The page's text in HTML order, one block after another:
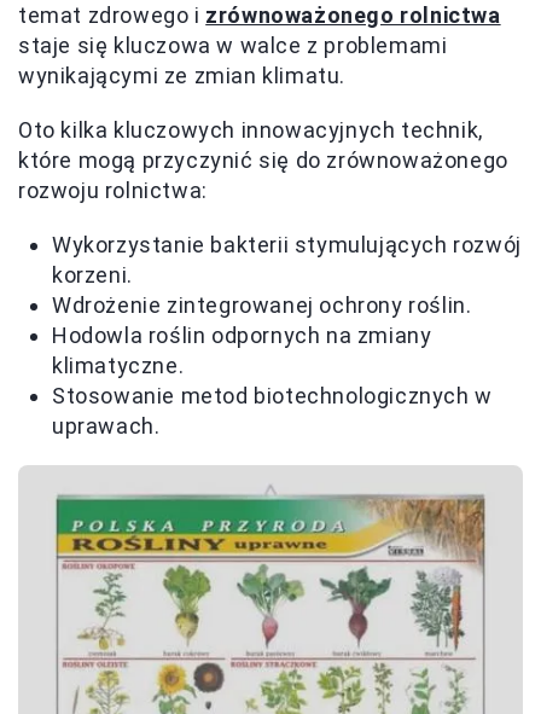
temat zdrowego i zrównoważonego rolnictwa
staje się kluczowa w walce z problemami
wynikającymi ze zmian klimatu.
Oto kilka kluczowych innowacyjnych technik,
które mogą przyczynić się do zrównoważonego
rozwoju rolnictwa:
Wykorzystanie bakterii stymulujących rozwój
korzeni.
Wdrożenie zintegrowanej ochrony roślin.
Hodowla roślin odpornych na zmiany
klimatyczne.
Stosowanie metod biotechnologicznych w
uprawach.